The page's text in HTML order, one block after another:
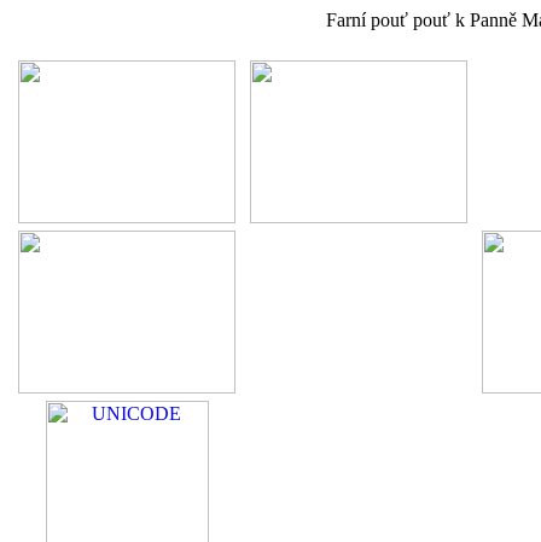
Farní pouť pouť k Panně